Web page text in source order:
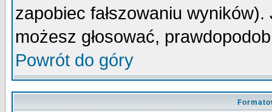
zapobiec fałszowaniu
możesz głosować,
Powrót do góry